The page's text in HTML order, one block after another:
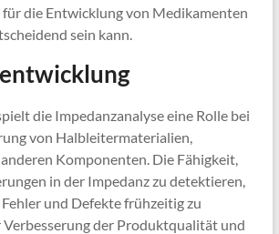
für die Entwicklung von Medikamenten
sein kann.
die Impedanzanalyse eine Rolle bei
von Halbleitermaterialien,
Komponenten. Die Fähigkeit,
in der Impedanz zu detektieren,
und Defekte frühzeitig zu
Verbesserung der Produktqualität und